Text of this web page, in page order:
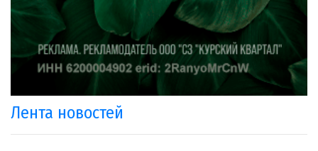
Лента новостей